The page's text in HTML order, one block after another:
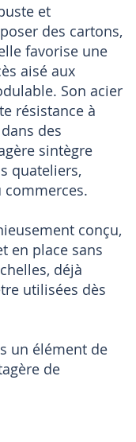
et
des cartons,
favorise une
aisé aux
Son acier
résistance à
des
sintègre
commerces.
conçu,
en place sans
déjà
utilisées dès
un élément de
de